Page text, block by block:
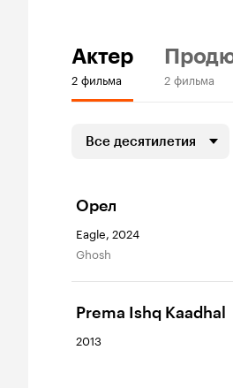
Актер
2 фильма 2 фильма
Все десятилетия
Орел
Eagle, 2024
Ghosh
Prema Ishq Kaadhal
2013